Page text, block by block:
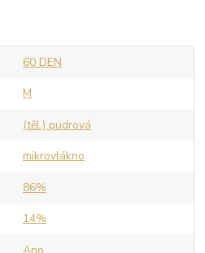
60 DEN
M
(těl.) pudrová
mikrovlákno
86%
14%